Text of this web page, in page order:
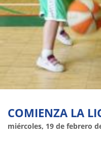
COMIENZA LA
miércoles, 19 de febrero